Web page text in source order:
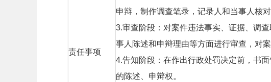
责任事项
申辩，制作调查笔录，记录人和当事人核对
3.审查阶段：对案件违法事实、证据、调
事人陈述和申辩理由等方面进行审查，对
4.告知阶段：在作出行政处罚决定前，书
的陈述、申辩权。